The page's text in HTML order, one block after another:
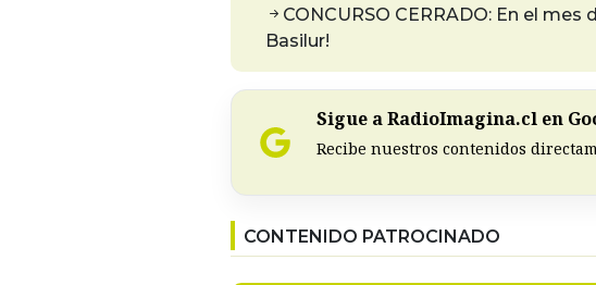
CONCURSO CERRADO: En el
Basilur!
Sigue a RadioImagina.cl en
Recibe nuestros contenidos
CONTENIDO PATROCINADO